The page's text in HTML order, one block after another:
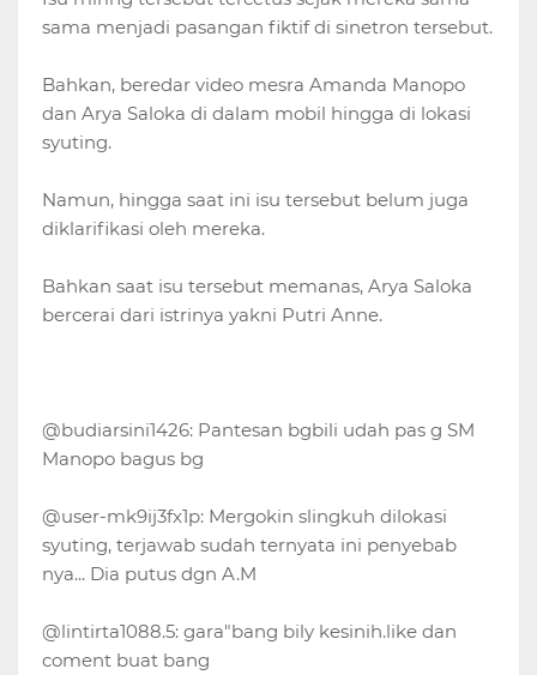
sama menjadi pasangan fiktif di sinetron tersebut.
Bahkan, beredar video mesra Amanda Manopo
dan Arya Saloka di dalam mobil hingga di lokasi
syuting.
Namun, hingga saat ini isu tersebut belum juga
diklarifikasi oleh mereka.
Bahkan saat isu tersebut memanas, Arya Saloka
bercerai dari istrinya yakni Putri Anne.
@budiarsini1426: Pantesan bgbili udah pas g SM
Manopo bagus bg
@user-mk9ij3fx1p: Mergokin slingkuh dilokasi
syuting, terjawab sudah ternyata ini penyebab
nya... Dia putus dgn A.M
@lintirta1088.5: gara"bang bily kesinih.like dan
coment buat bang